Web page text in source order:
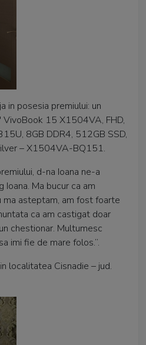
in posesia premiului: un
15 X1504VA, FHD,
8GB DDR4, 512GB SSD,
– X1504VA-BQ151.
d-na Ioana ne-a
Ioana. Ma bucur ca am
asteptam, am fost foarte
ca am castigat doar
chestionar. Multumesc
imi fie de mare folos.”.
localitatea Cisnadie – jud.